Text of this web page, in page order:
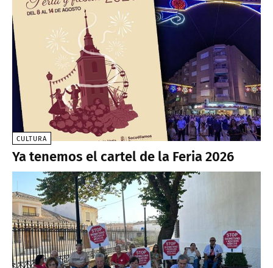
CULTURA
Ya tenemos el cartel de la Feria 2026